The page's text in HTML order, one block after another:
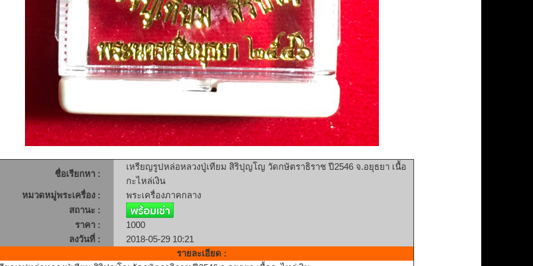
ชื่อเรียกหา :
เหรียญรูปหล่อหลวงปู่เทียม สิริปุญโญ วัดกษัตราธิราช ปี2546 จ.อยุธยา เนื้อ
กะไหล่เงิน
หมวดหมู่พระเครื่อง :
พระเครื่องภาคกลาง
สถานะ :
ราคา :
1000
ลงวันที่ :
2018-05-29 10:21
รายละเอียด :